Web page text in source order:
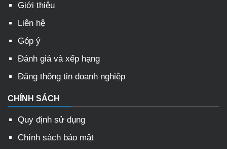
Giới thiệu
Liên hệ
Góp ý
Đánh giá và xếp hạng
Đăng thông tin doanh nghiệp
CHÍNH SÁCH
Quy định sử dụng
Chính sách bảo mật